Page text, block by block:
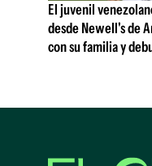
El juvenil
desde Newell's de
con su familia y